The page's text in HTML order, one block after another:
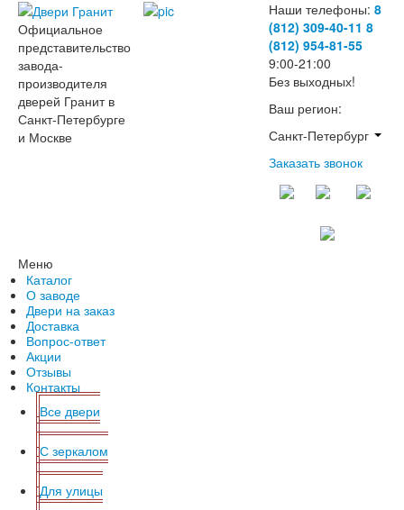
Официальное
представительство
завода-
производителя
дверей Гранит в
Санкт-Петербурге
и Москве
Наши телефоны: 8
(812) 309-40-11 8
(812) 954-81-55
9:00-21:00
Без выходных!
Ваш регион:
Санкт-Петербург
Заказать звонок
Меню
Каталог
О заводе
Двери на заказ
Доставка
Вопрос-ответ
Акции
Отзывы
Контакты
Все двери
С зеркалом
Для улицы